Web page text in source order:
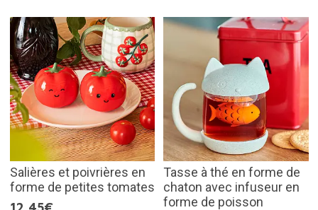
Salières et poivrières en
forme de petites tomates
Tasse à thé en forme de
chaton avec infuseur en
forme de poisson